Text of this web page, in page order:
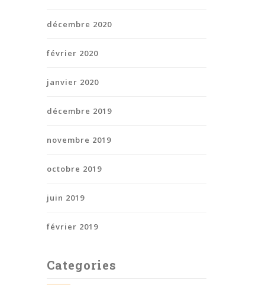
décembre 2020
février 2020
janvier 2020
décembre 2019
novembre 2019
octobre 2019
juin 2019
février 2019
Categories